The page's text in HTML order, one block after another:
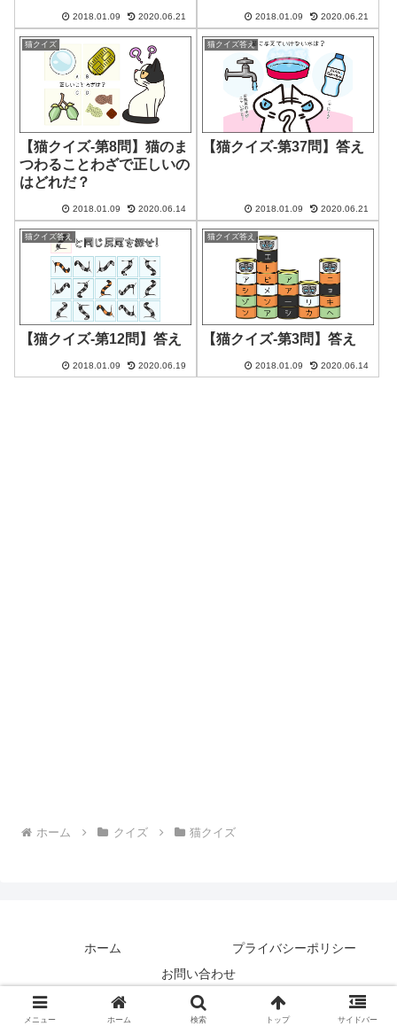
2018.01.09 2020.06.21 2018.01.09 2020.06.21
猫クイズ
【猫クイズ-第8問】猫のま
つわることわざで正しいの
はどれだ？
2018.01.09 2020.06.14
猫クイズ答え
【猫クイズ-第37問】答え
2018.01.09 2020.06.21
猫クイズ答え
【猫クイズ-第12問】答え
2018.01.09 2020.06.19
猫クイズ答え
【猫クイズ-第3問】答え
2018.01.09 2020.06.14
ホーム クイズ 猫クイズ
ホーム
プライバシーポリシー
お問い合わせ
© 2018 コハクの休日.
メニュー ホーム 検索 トップ サイドバー